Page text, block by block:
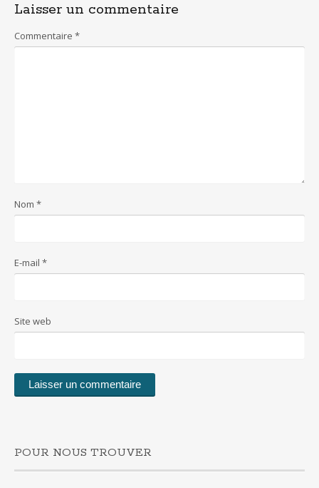
Laisser un commentaire
Commentaire *
Nom *
E-mail *
Site web
POUR NOUS TROUVER